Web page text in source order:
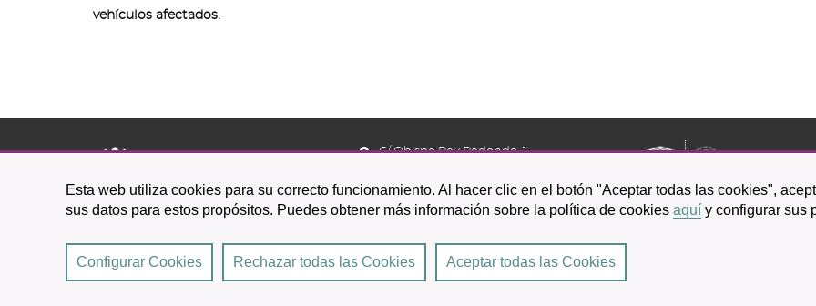
Esta web utiliza cookies para su correcto funcionamiento. Al hacer clic en el botón "Aceptar todas las cookies",
sus datos para estos propósitos. Puedes obtener más información sobre la política de cookies aquí y configurar sus
Configurar Cookies Rechazar todas las Cookies Aceptar todas las Cookies
vehículos afectados.
C/ Obispo Rey Redondo, 1.
922 601 100
2026 © Excmo. Ayuntamiento de San Cristóbal de La Laguna | Condiciones de uso | Accesibilidad